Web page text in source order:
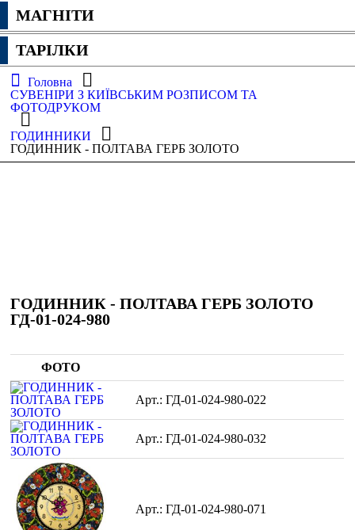
МАГНІТИ
ТАРІЛКИ
Головна
СУВЕНІРИ З КИЇВСЬКИМ РОЗПИСОМ ТА
ФОТОДРУКОМ
ГОДИННИКИ
ГОДИННИК - ПОЛТАВА ГЕРБ ЗОЛОТО
ГОДИННИК - ПОЛТАВА ГЕРБ ЗОЛОТО
ГД-01-024-980
ФОТО
ГД-01-024-980-022
ГД-01-024-980-032
ГД-01-024-980-071